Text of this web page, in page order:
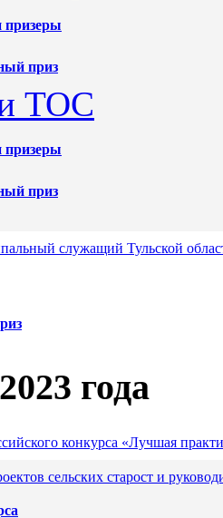
призеры
приз
ТОС
призеры
приз
служащий Тульской
года
конкурса «Лучшая
сельских старост и